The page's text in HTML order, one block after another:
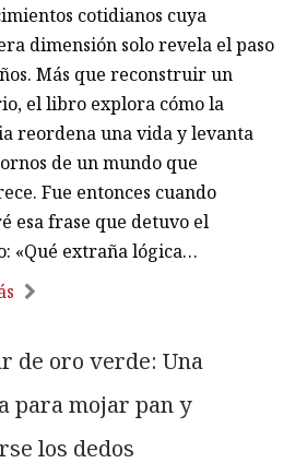
cotidianos cuya
dimensión solo revela el paso
Más que reconstruir un
el libro explora cómo la
reordena una vida y levanta
de un mundo que
Fue entonces cuando
esa frase que detuvo el
«Qué extraña lógica…
de oro verde: Una
para mojar pan y
los dedos